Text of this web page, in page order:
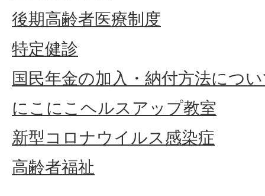
後期高齢者医療制度
特定健診
国民年金の加入・納付方法につ
にこにこヘルスアップ教室
新型コロナウイルス感染症
高齢者福祉